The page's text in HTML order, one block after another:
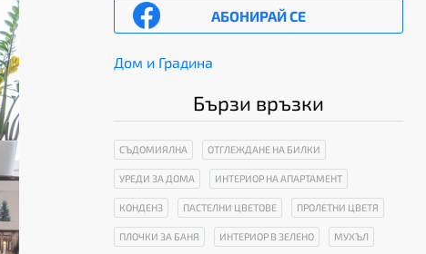
АБОНИРАЙ СЕ
Дом и Градина
Бързи връзки
СЪДОМИЯЛНА ОТГЛЕЖДАНЕ НА БИЛКИ
УРЕДИ ЗА ДОМА ИНТЕРИОР НА АПАРТАМЕНТ
КОНДЕНЗ ПАСТЕЛНИ ЦВЕТОВЕ ПРОЛЕТНИ ЦВЕТЯ
ПЛОЧКИ ЗА БАНЯ ИНТЕРИОР В ЗЕЛЕНО МУХЪЛ